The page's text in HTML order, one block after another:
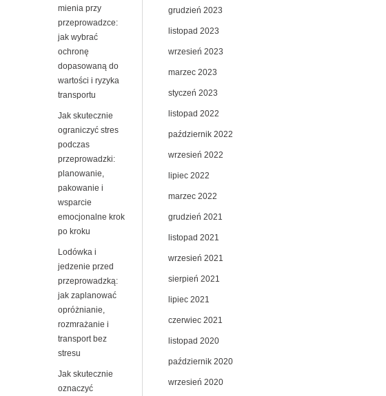
mienia przy
przeprowadzce:
jak wybrać
ochronę
dopasowaną do
wartości i ryzyka
transportu
Jak skutecznie
ograniczyć stres
podczas
przeprowadzki:
planowanie,
pakowanie i
wsparcie
emocjonalne krok
po kroku
Lodówka i
jedzenie przed
przeprowadzką:
jak zaplanować
opróżnianie,
rozmrażanie i
transport bez
stresu
Jak skutecznie
oznaczyć
grudzień 2023
listopad 2023
wrzesień 2023
marzec 2023
styczeń 2023
listopad 2022
październik 2022
wrzesień 2022
lipiec 2022
marzec 2022
grudzień 2021
listopad 2021
wrzesień 2021
sierpień 2021
lipiec 2021
czerwiec 2021
listopad 2020
październik 2020
wrzesień 2020